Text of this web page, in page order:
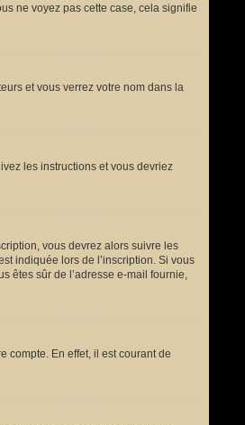
ne voyez pas cette case, cela signifie
et vous verrez votre nom dans la
les instructions et vous devriez
vous devrez alors suivre les
indiquée lors de l’inscription. Si vous
êtes sûr de l’adresse e-mail fournie,
compte. En effet, il est courant de